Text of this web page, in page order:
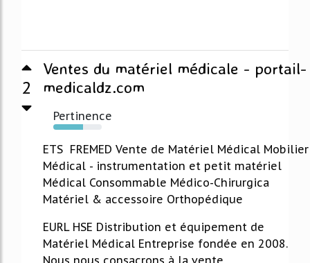
2
Ventes du matériel médicale - portail-
medicaldz.com
Pertinence
61%
ETS FREMED Vente de Matériel Médical Mobilier
Médical - instrumentation et petit matériel
Médical Consommable Médico-Chirurgica
Matériel & accessoire Orthopédique
EURL HSE Distribution et équipement de
Matériel Médical Entreprise fondée en 2008.
Nous nous consacrons à la vente,